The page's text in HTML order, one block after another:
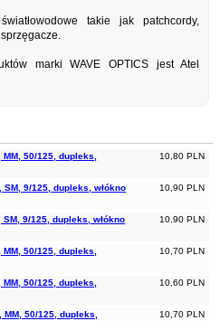
takie jak patchcordy,
sprzęgacze.
marki WAVE OPTICS jest Atel
10,80 PLN
MM, 50/125, dupleks,
10,90 PLN
SM, 9/125, dupleks, włókno
10,90 PLN
SM, 9/125, dupleks, włókno
10,70 PLN
MM, 50/125, dupleks,
10,60 PLN
MM, 50/125, dupleks,
10,70 PLN
MM, 50/125, dupleks,